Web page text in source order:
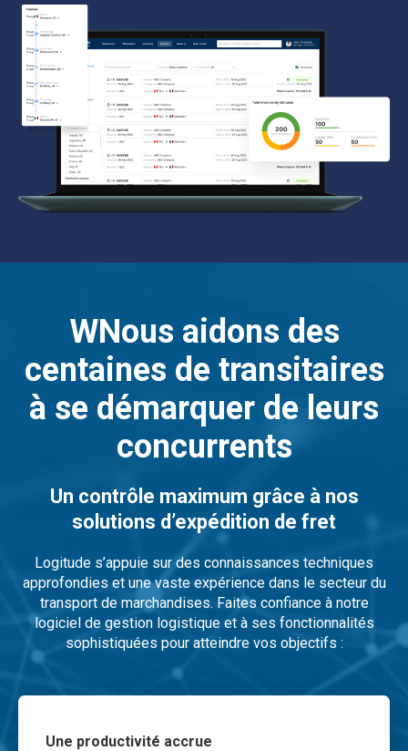
WNous aidons des
centaines de transitaires
à se démarquer de leurs
concurrents
Un contrôle maximum grâce à nos
solutions d’expédition de fret
Logitude s’appuie sur des connaissances techniques
approfondies et une vaste expérience dans le secteur du
transport de marchandises. Faites confiance à notre
logiciel de gestion logistique et à ses fonctionnalités
sophistiquées pour atteindre vos objectifs :
Une productivité accrue